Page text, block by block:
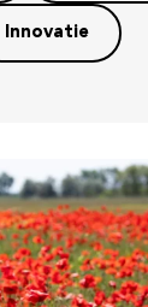
Innovatie